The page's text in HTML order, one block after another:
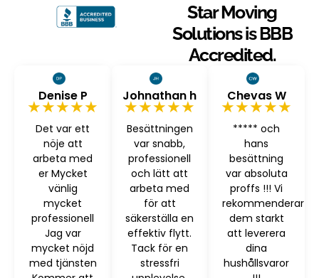
Star Moving
Solutions is BBB
Accredited.
Denise P
★★★★★
Det var ett
nöje att
arbeta med
er Mycket
vänlig
mycket
professionell
Jag var
mycket nöjd
med tjänsten
Johnathan h
★★★★★
Besättningen
var snabb,
professionell
och lätt att
arbeta med
för att
säkerställa en
effektiv flytt.
Tack för en
stressfri
Chevas W
★★★★★
***** och
hans
besättning
var absoluta
proffs !!! Vi
rekommenderar
dem starkt
att leverera
dina
hushållsvaror